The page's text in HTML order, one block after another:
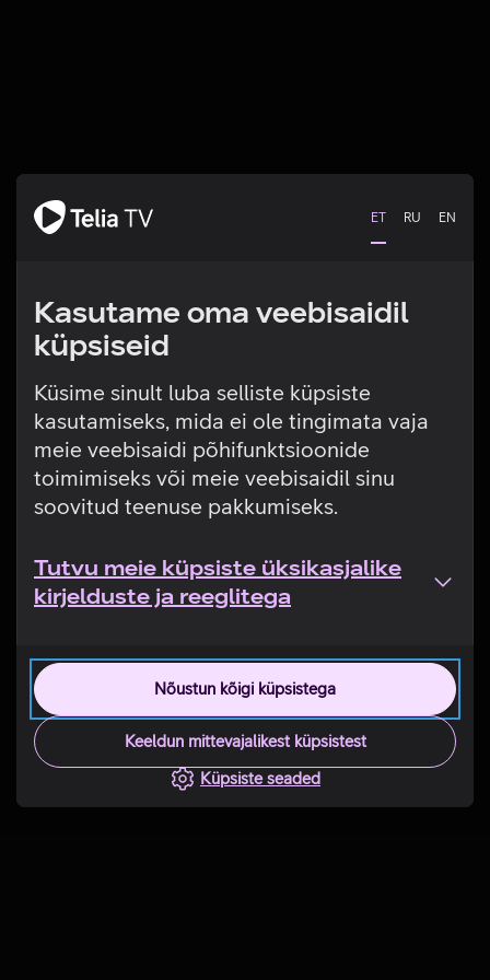
ET RU EN
Kasutame oma veebisaidil
küpsiseid
Küsime sinult luba selliste küpsiste
kasutamiseks, mida ei ole tingimata vaja
meie veebisaidi põhifunktsioonide
toimimiseks või meie veebisaidil sinu
soovitud teenuse pakkumiseks.
Tutvu meie küpsiste üksikasjalike
kirjelduste ja reeglitega
Nõustun kõigi küpsistega
Keeldun mittevajalikest küpsistest
Küpsiste seaded
Tehniline viga